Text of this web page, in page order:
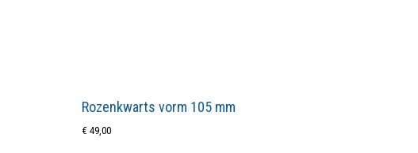
Rozenkwarts vorm 105 mm
€ 49,00